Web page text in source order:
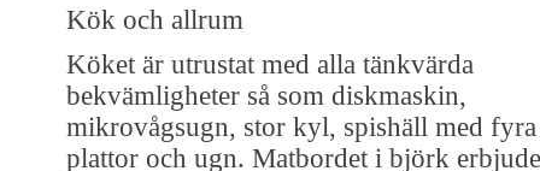
Kök och allrum
Köket är utrustat med alla tänkvärda
bekvämligheter så som diskmaskin,
mikrovågsugn, stor kyl, spishäll med fyra
plattor och ugn. Matbordet i björk